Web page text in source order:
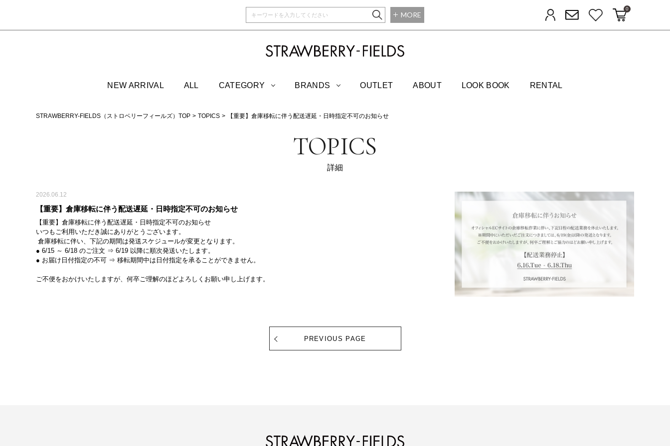
MORE ログイン メルマガ登録お気に入りカートに入れる
0
NEW ARRIVAL ALL CATEGORY BRANDS OUTLET ABOUT LOOK BOOK RENTAL
STRAWBERRY-FIELDS（ストロベリーフィールズ）TOP TOPICS 【重要】倉庫移転に伴う配送遅延・日時指定不可のお知らせ
TOPICS
詳細
2026.06.12
【重要】倉庫移転に伴う配送遅延・日時指定不可のお知らせ
【重要】倉庫移転に伴う配送遅延・日時指定不可のお知らせ
いつもご利用いただき誠にありがとうございます。
倉庫移転に伴い、下記の期間は発送スケジュールが変更となります。
● 6/15 ～ 6/18 のご注文 ⇒ 6/19 以降に順次発送いたします。
● お届け日付指定の不可 ⇒ 移転期間中は 日付指定を承ることができません。
ご不便をおかけいたしますが、何卒ご理解のほどよろしくお願い申し上げます。
PREVIOUS PAGE